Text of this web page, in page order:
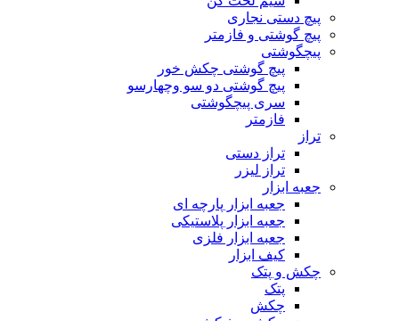
پیچ دستی نجاری
پیچ گوشتی و فازمتر
پیچگوشتی
پیچ گوشتی چکش خور
پیچ گوشتی دو سو وچهارسو
سری پیچگوشتی
فازمتر
تراز
تراز دستی
تراز لیزر
جعبه ابزار
جعبه ابزار پارچه ای
جعبه ابزار پلاستیکی
جعبه ابزار فلزی
کیف ابزار
چکش و پتک
پتک
چکش